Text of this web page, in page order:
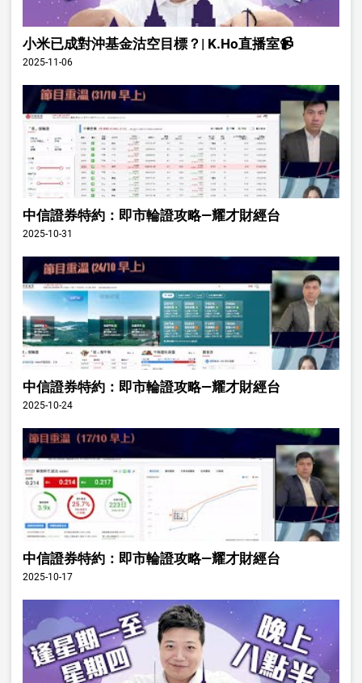
小米已成對沖基金沽空目標？| K.Ho直播室📹
2025-11-06
中信證券特約：即市輪證攻略—耀才財經台
2025-10-31
中信證券特約：即市輪證攻略—耀才財經台
2025-10-24
中信證券特約：即市輪證攻略—耀才財經台
2025-10-17